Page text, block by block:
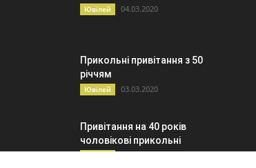
Ювілей 04.03.2020
Прикольні привітання з 50
річчям
Ювілей 03.03.2020
Привітання на 40 років
чоловікові прикольні